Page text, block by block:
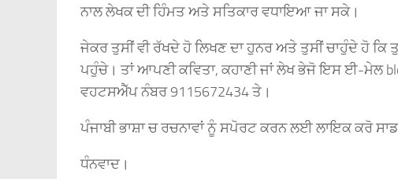
ਨਾਲ ਲੇਖਕ ਦੀ ਹਿੰਮਤ ਅਤੇ ਸਤਿਕਾਰ ਵਧਾਇਆ ਜਾ ਸਕੇ।
ਜੇਕਰ ਤੁਸੀਂ ਵੀ ਰੱਖਦੇ ਹੋ ਲਿਖਣ ਦਾ ਹੁਨਰ ਅਤੇ ਤੁਸੀਂ ਚਾਹੁੰਦੇ ਹੋ ਕਿ
ਪਹੁੰਚੇ। ਤਾਂ ਆਪਣੀ ਕਵਿਤਾ, ਕਹਾਣੀ ਜਾਂ ਲੇਖ ਭੇਜੋ ਇਸ ਈ-ਮੇਲ
ਵਹਟਸਐੱਪ ਨੰਬਰ 9115672434 ਤੇ।
ਪੰਜਾਬੀ ਭਾਸ਼ਾ ਚ ਰਚਨਾਵਾਂ ਨੂੰ ਸਪੋਰਟ ਕਰਨ ਲਈ ਲਾਇਕ ਕਰੋ
ਧੰਨਵਾਦ।